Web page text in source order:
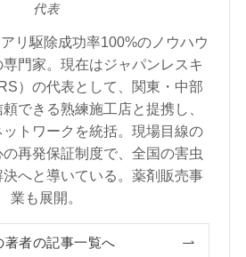
代表
リ駆除成功率100%のノウハウ
門家。現在はジャパンレスキ
）の代表として、関東・中部
できる熟練施工店と提携し、
トワークを統括。現場目線の
再発保証制度で、全国の害虫
決へと導いている。薬剤販売事
業も展開。
著者の記事一覧へ